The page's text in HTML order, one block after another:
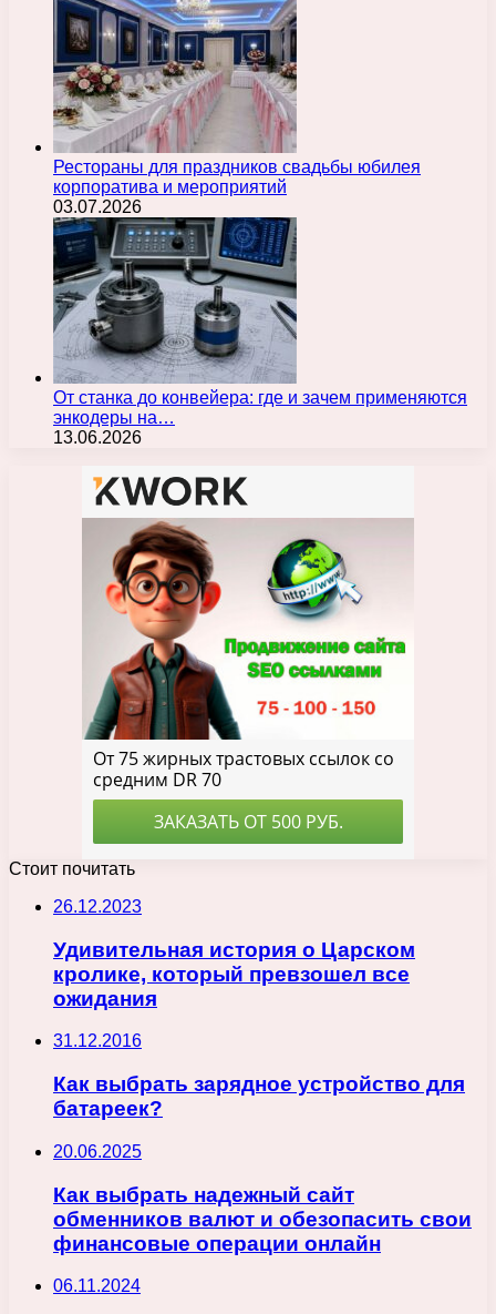
Рестораны для праздников свадьбы юбилея
корпоратива и мероприятий
03.07.2026
От станка до конвейера: где и зачем применяются
энкодеры на…
13.06.2026
Стоит почитать
26.12.2023
Удивительная история о Царском
кролике, который превзошел все
ожидания
31.12.2016
Как выбрать зарядное устройство для
батареек?
20.06.2025
Как выбрать надежный сайт
обменников валют и обезопасить свои
финансовые операции онлайн
06.11.2024